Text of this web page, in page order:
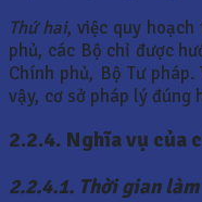
Thứ hai, việc quy
phủ, các Bộ chỉ được
Chính phủ, Bộ Tư
vậy, cơ sở pháp lý đúng
2.2.4. Nghĩa vụ của
2.2.4.1. Thời gian